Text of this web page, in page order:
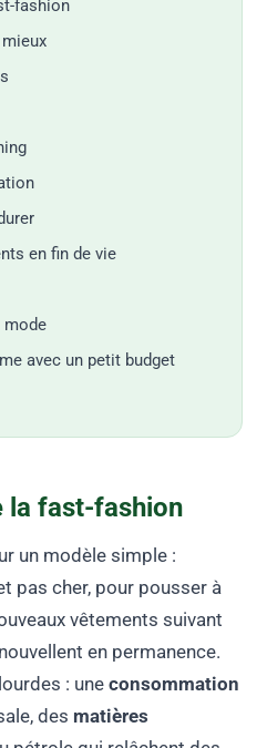
fashion
en fin de vie
mode
avec un petit budget
la fast-fashion
un modèle simple :
pas cher, pour pousser à
vêtements suivant
en permanence.
: uneconsommation
des matières